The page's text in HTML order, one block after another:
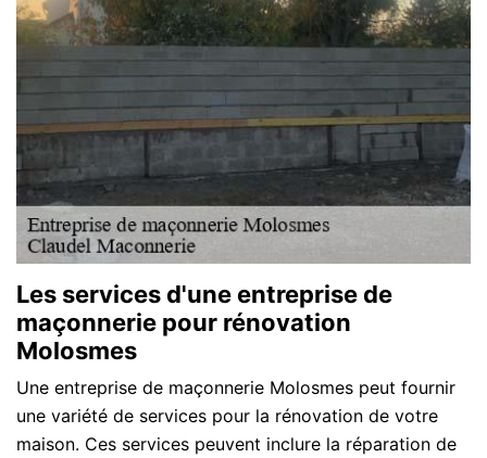
Les services d'une entreprise de
maçonnerie pour rénovation
Molosmes
Une entreprise de maçonnerie Molosmes peut fournir
une variété de services pour la rénovation de votre
maison. Ces services peuvent inclure la réparation de